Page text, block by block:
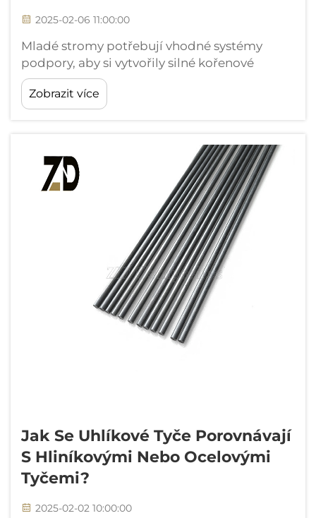
2025-02-06 11:00:00
Mladé stromy potřebují vhodné systémy
podpory, aby si vytvořily silné kořenové
systémy a vyvinuly zdravé růstové vzorce.
Tradiční dřevěné kolíky se často rozpadnou
během několika let, čímž zanechají stromy
Zobrazit více
Jak Se Uhlíkové Tyče Porovnávají
S Hliníkovými Nebo Ocelovými
Tyčemi?
2025-02-02 10:00:00